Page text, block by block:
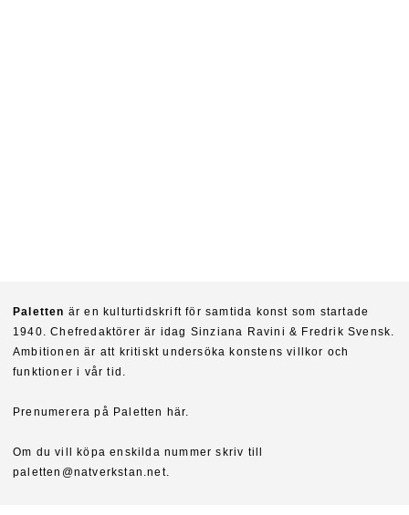
Paletten är en kulturtidskrift för samtida konst som startade
1940. Chefredaktörer är idag Sinziana Ravini & Fredrik Svensk.
Ambitionen är att kritiskt undersöka konstens villkor och
funktioner i vår tid.
Prenumerera på Paletten här.
Om du vill köpa enskilda nummer skriv till
paletten@natverkstan.net.